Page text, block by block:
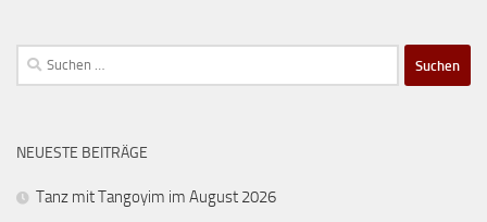
Suchen
nach:
NEUESTE BEITRÄGE
Tanz mit Tangoyim im August 2026